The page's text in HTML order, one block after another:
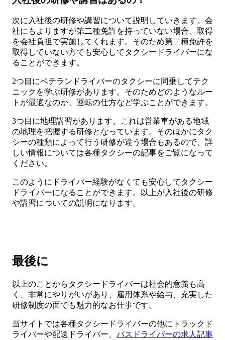
次に入社後の研修や講習について説明していきます。会
社にもよりますが第二種免許を持っていない場合、取得
を会社負担で実施してくれます。そのため第二種免許を
取得していない方でも安心してタクシードライバーにな
ることができます。
2つ目にベテランドライバーのタクシーに同乗してテク
ニックを学ぶ研修があります。そのためどのようなルー
トが最適なのか、運転の仕方など学ぶことができます。
3つ目に地理講習があります。これは営業車がある地域
の地理を把握する研修となっています。そのほかにタク
シーの種類によって行う研修が違う場合もあるので、詳
しい情報については各種タクシーの記事をご覧になって
ください。
このようにドライバー経験がなくても安心してタクシー
ドライバーになることができます。以上が入社後の研修
や講習についての説明になります。
最後に
以上のことからタクシードライバーは社会的意義も高
く、非常にやりがいがあり、雇用体系や給与、充実した
研修制度の面でも魅力的なお仕事です。
当サイトでは各種タクシードライバーの他にトラックド
ライバーや配送ドライバー、 バスドライバーの求人記事